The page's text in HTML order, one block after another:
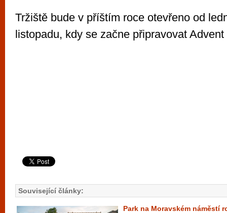
Tržiště bude v příštím roce otevřeno od
listopadu, kdy se začne připravovat
Související články:
Park na Moravském náměstí